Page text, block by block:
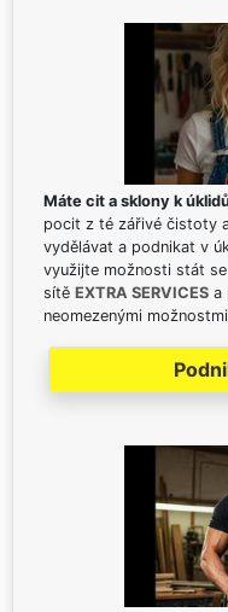
Máte cit a sklony k
pocit z té zářivé čistoty
vydělávat a podnikat v
využijte možnosti stát
sítě EXTRA SERVICES a
neomezenými